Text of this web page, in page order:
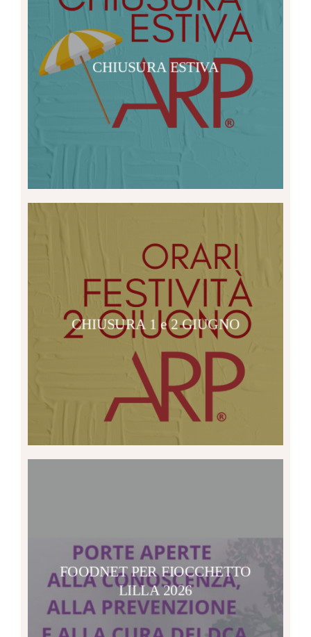
CHIUSURA ESTIVA
CHIUSURA 1 e 2 GIUGNO
FOODNET PER FIOCCHETTO
LILLA 2026